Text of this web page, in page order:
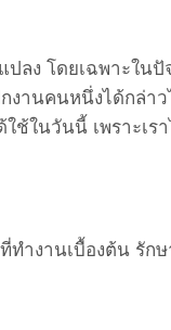
ลง โดยเฉพาะในปั
งานคนหนึ่งได้กล่าว
ใช้ในวันนี้ เพราะเร
ำงานเบื้องต้น รัก